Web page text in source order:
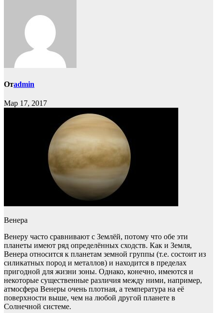
Отadmin
Мар 17, 2017
Венера
Венеру часто сравнивают с Землёй, потому что обе эти
планеты имеют ряд определённых сходств. Как и Земля,
Венера относится к планетам земной группы (т.е. состоит из
силикатных пород и металлов) и находится в пределах
пригодной для жизни зоны. Однако, конечно, имеются и
некоторые существенные различия между ними, например,
атмосфера Венеры очень плотная, а температура на её
поверхности выше, чем на любой другой планете в
Солнечной системе.